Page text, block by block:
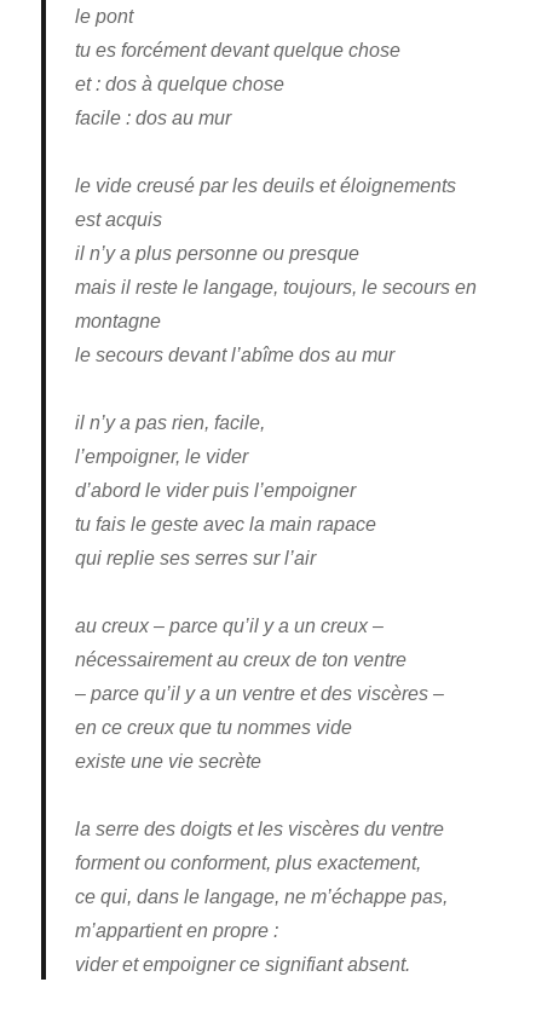
le pont
tu es forcément devant quelque chose
et : dos à quelque chose
facile : dos au mur
le vide creusé par les deuils et éloignements
est acquis
il n’y a plus personne ou presque
mais il reste le langage, toujours, le secours en
montagne
le secours devant l’abîme dos au mur
il n’y a pas rien, facile,
l’empoigner, le vider
d’abord le vider puis l’empoigner
tu fais le geste avec la main rapace
qui replie ses serres sur l’air
au creux – parce qu’il y a un creux –
nécessairement au creux de ton ventre
– parce qu’il y a un ventre et des viscères –
en ce creux que tu nommes vide
existe une vie secrète
la serre des doigts et les viscères du ventre
forment ou conforment, plus exactement,
ce qui, dans le langage, ne m’échappe pas,
m’appartient en propre :
vider et empoigner ce signifiant absent.